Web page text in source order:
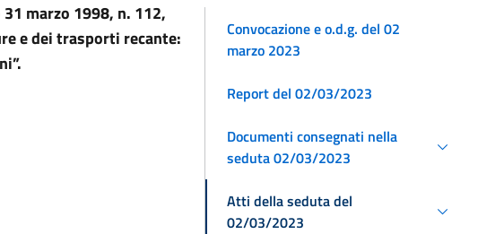
marzo 1998, n. 112,
e dei trasporti recante:
Convocazione e o.d.g. del 02
marzo 2023
Report del 02/03/2023
Documenti consegnati nella
seduta 02/03/2023
Atti della seduta del
02/03/2023